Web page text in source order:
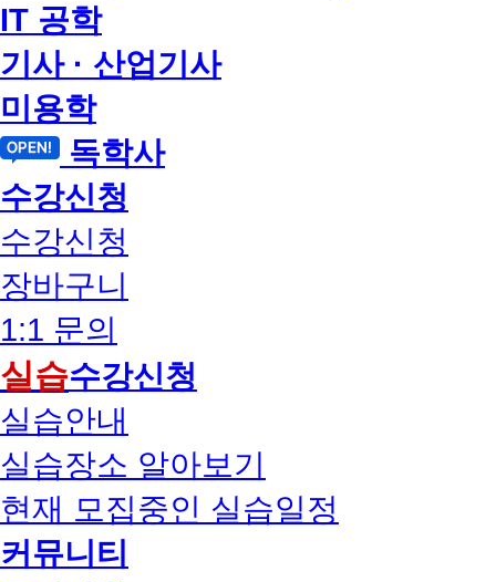
IT 공학
기사 · 산업기사
미용학
독학사
수강신청
수강신청
장바구니
1:1 문의
실습수강신청
실습안내
실습장소 알아보기
현재 모집중인 실습일정
커뮤니티